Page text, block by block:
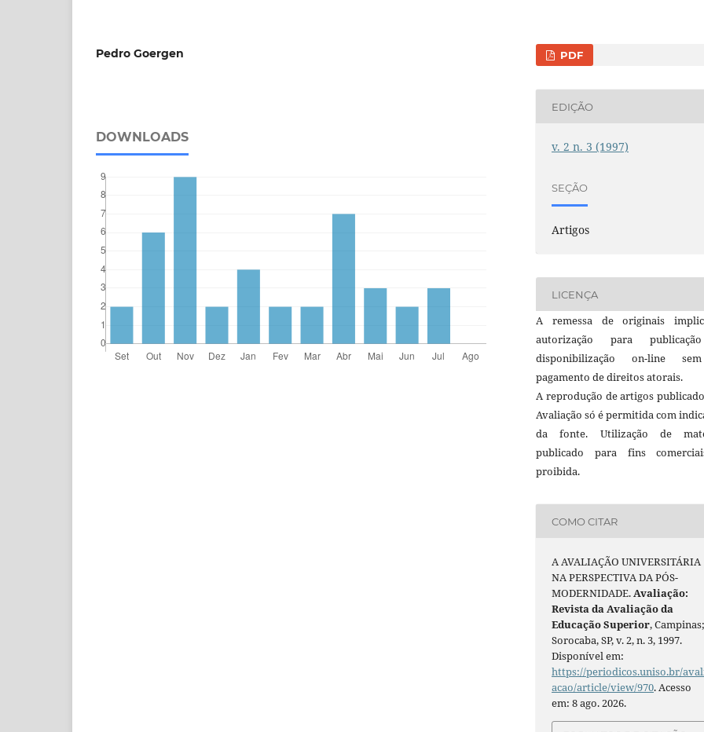
Pedro Goergen
DOWNLOADS
PDF
EDIÇÃO
v. 2 n. 3 (1997)
SEÇÃO
Artigos
LICENÇA
A remessa de originais
autorização para
disponibilização on-line
pagamento de direitos atorais.
A reprodução de artigos
Avaliação só é permitida com
da fonte. Utilização de
publicado para fins
proibida.
COMO CITAR
A AVALIAÇÃO UNIVERSITÁRIA
NA PERSPECTIVA DA PÓS-
MODERNIDADE.Avaliação:
Revista da Avaliação da
Educação Superior, Campinas;
Sorocaba, SP, v. 2, n. 3, 1997.
Disponível em:
https://periodicos.uniso.br/
acao/article/view/970. Acesso
em: 8 ago. 2026.